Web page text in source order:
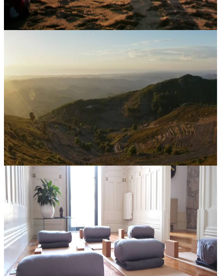
Contatta l'organizzatore per le date disponibili
Vila do Bispo, Portogallo
Sessione di meditazione
La giornata inizia con una sessione di meditazione alle 7:00, inserita
con cura nel ritmo quotidiano del ritiro. Questo appuntamento
mattutino offre un avvio sereno e centrato, ideale per lasciare and...
Su richiesta
Contatta l'organizzatore per le date disponibili
Monchique, Portogallo
Held Connect
Entra in uno spazio accogliente pensato per favorire connessione,
riflessione e crescita condivisa. Questo evento invita a rallentare,
ascoltarsi e vivere un’esperienza che unisce radicamento e ispira...
Su richiesta